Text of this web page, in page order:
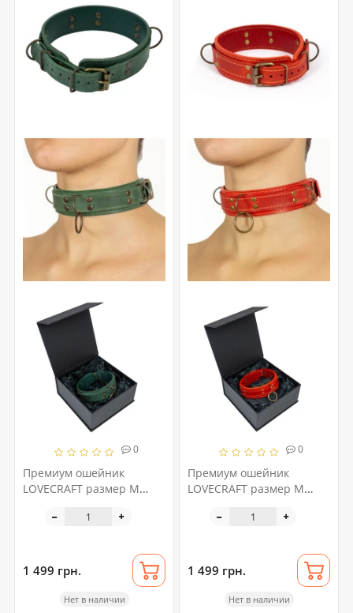
0
Премиум ошейник
LOVECRAFT размер M
кожа, в подарочной
1 499 грн.
Нет в наличии
0
Премиум ошейник
LOVECRAFT размер M
кожа, в подарочной
1 499 грн.
Нет в наличии